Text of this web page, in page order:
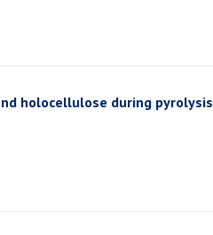
holocellulose during pyrolysis